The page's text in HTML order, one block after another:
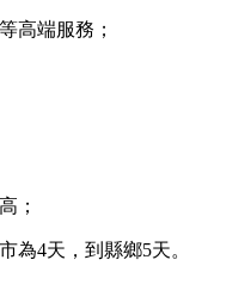
高端服務；
；
為4天，到縣鄉5天。